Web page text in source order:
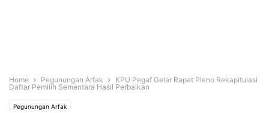
Home Pegunungan Arfak
KPU Pegaf Gelar Rapat Pleno Rekapitulasi
Daftar Pemilih Sementara Hasil Perbaikan
Pegunungan Arfak